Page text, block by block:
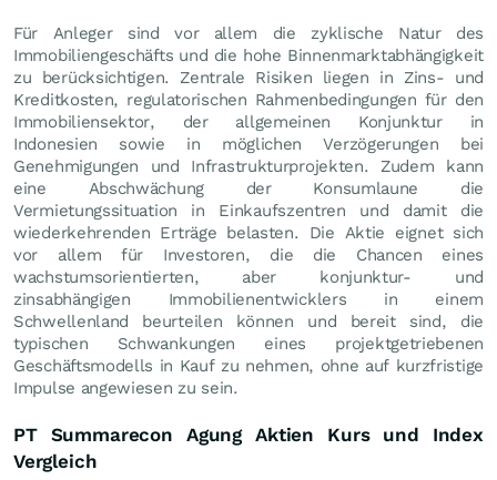
Für Anleger sind vor allem die zyklische Natur des
Immobiliengeschäfts und die hohe Binnenmarktabhängigkeit
zu berücksichtigen. Zentrale Risiken liegen in Zins- und
Kreditkosten, regulatorischen Rahmenbedingungen für den
Immobiliensektor, der allgemeinen Konjunktur in
Indonesien sowie in möglichen Verzögerungen bei
Genehmigungen und Infrastrukturprojekten. Zudem kann
eine Abschwächung der Konsumlaune die
Vermietungssituation in Einkaufszentren und damit die
wiederkehrenden Erträge belasten. Die Aktie eignet sich
vor allem für Investoren, die die Chancen eines
wachstumsorientierten, aber konjunktur- und
zinsabhängigen Immobilienentwicklers in einem
Schwellenland beurteilen können und bereit sind, die
typischen Schwankungen eines projektgetriebenen
Geschäftsmodells in Kauf zu nehmen, ohne auf kurzfristige
Impulse angewiesen zu sein.
PT Summarecon Agung Aktien Kurs und Index
Vergleich